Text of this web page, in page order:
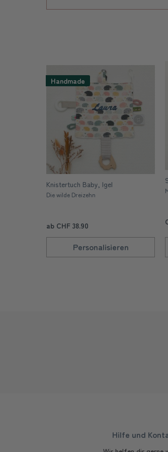
Handmade
Knistertuch Baby, Igel
Die wilde Dreizehn
ab CHF 38.90
Personalisieren
Hilfe und